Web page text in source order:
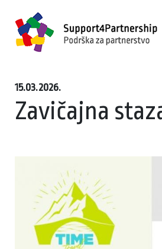
15.03.2026.
Zavičajna